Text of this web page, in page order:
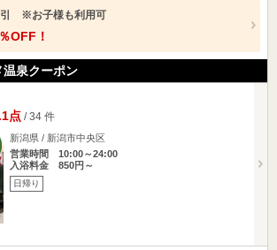
引 ※お子様も利用可
OFF！
泉クーポン
点/ 34 件
新潟県 / 新潟市中央区
営業時間 10:00～24:00
入浴料金 850円～
日帰り